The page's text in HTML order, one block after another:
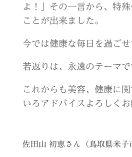
よ！」その一言から、特
ことが出来ました。
今では健康な毎日を過ごせ
若返りは、永遠のテーマで
これからも美容、健康に
いろアドバイスよろしくお
佐田山 初恵さん（鳥取県米